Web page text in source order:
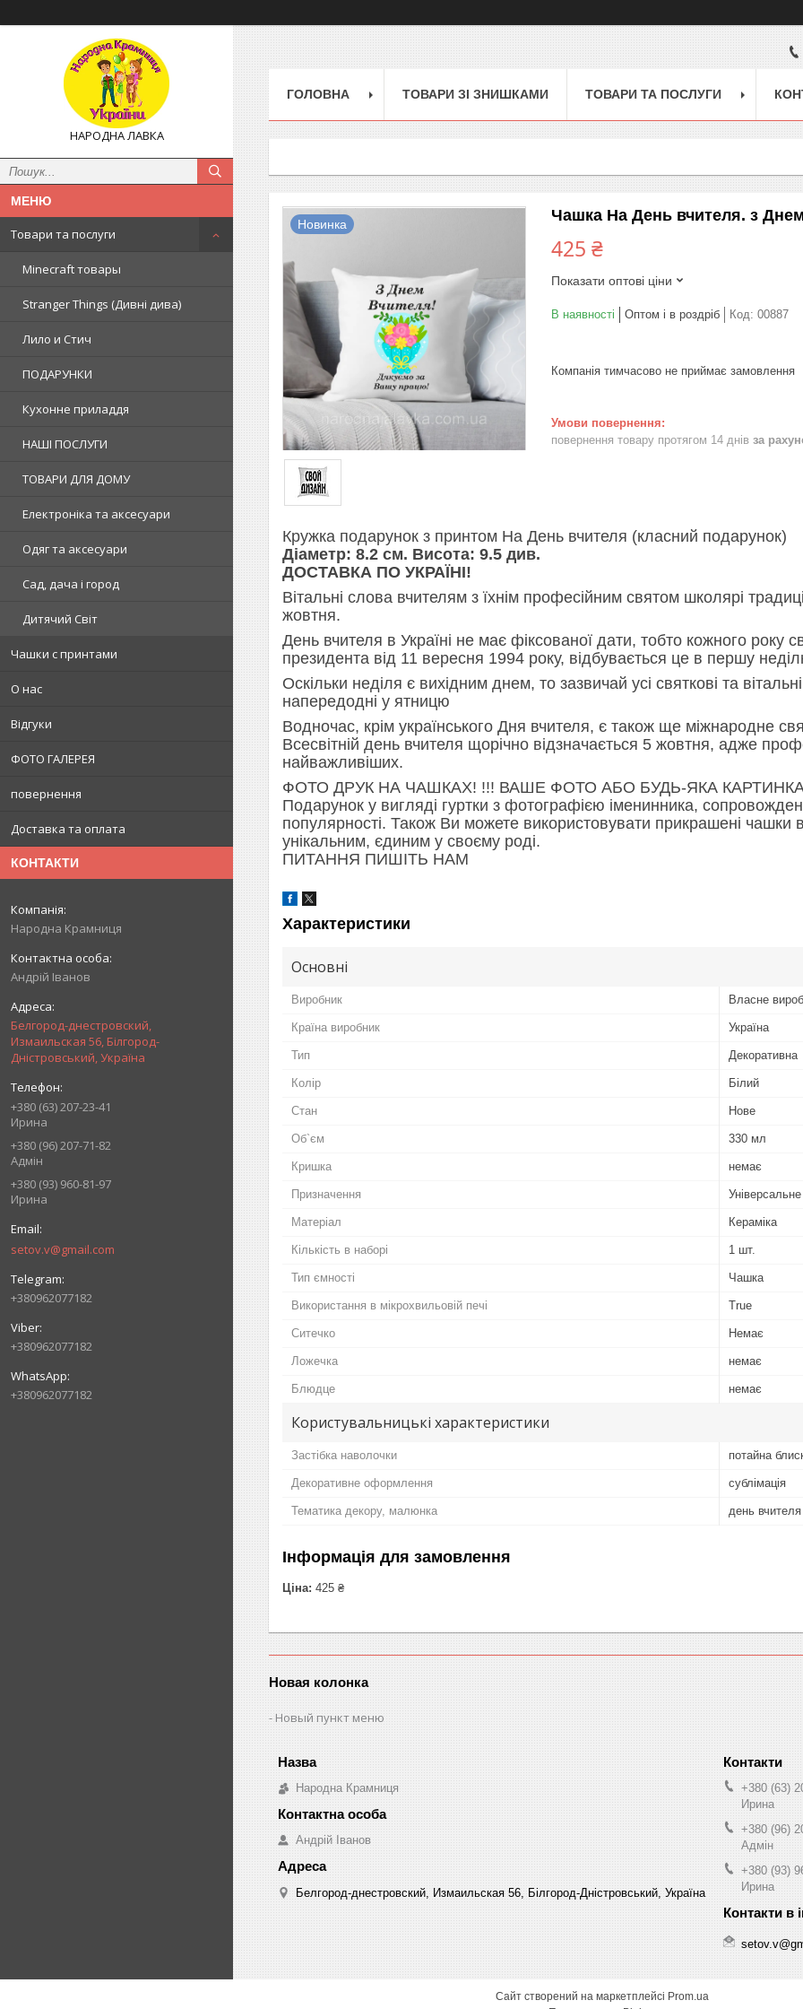
НАРОДНА ЛАВКА
Товари та послуги
Minecraft товары
Stranger Things (Дивні дива)
Лило и Стич
ПОДАРУНКИ
Кухонне приладдя
НАШІ ПОСЛУГИ
ТОВАРИ ДЛЯ ДОМУ
Електроніка та аксесуари
Одяг та аксесуари
Сад, дача і город
Дитячий Світ
Чашки с принтами
О нас
Відгуки
ФОТО ГАЛЕРЕЯ
повернення
Доставка та оплата
КОНТАКТИ
Народна Крамниця
Андрій Іванов
Белгород-днестровский,
Измаильская 56, Білгород-
Дністровський, Україна
+380 (63) 207-23-41
Ирина
+380 (96) 207-71-82
Адмін
+380 (93) 960-81-97
Ирина
setov.v@gmail.com
+380962077182
+380962077182
+380962077182
ГОЛОВНА ТОВАРИ ЗІ ЗНИШКАМИ ТОВАРИ ТА ПОСЛУГИ
Новинка Чашка На День вчителя. з
425 ₴
Показати оптові ціни
В наявності Оптом і в роздріб Код: 00887
Компанія тимчасово не приймає замовлення
повернення товару протягом 14 днів за
Кружка подарунок з принтом На День вчителя (класний подарунок)
Діаметр: 8.2 см. Висота: 9.5 див.
ДОСТАВКА ПО УКРАЇНІ!
Вітальні слова вчителям з їхнім професійним святом школярі
жовтня.
День вчителя в Україні не має фіксованої дати, тобто кожного року
президента від 11 вересня 1994 року, відбувається це в першу
Оскільки неділя є вихідним днем, то зазвичай усі святкові та
напередодні у ятницю
Водночас, крім українського Дня вчителя, є також ще міжнародне
Всесвітній день вчителя щорічно відзначається 5 жовтня, адже
найважливіших.
ФОТО ДРУК НА ЧАШКАХ! !!! ВАШЕ ФОТО АБО БУДЬ-ЯКА
Подарунок у вигляді гуртки з фотографією іменинника,
популярності. Також Ви можете використовувати прикрашені чашки в
унікальним, єдиним у своєму роді.
ПИТАННЯ ПИШІТЬ НАМ
Характеристики
Основні
Виробник Власне
Країна виробник Україна
Тип Декоративна
Колір Білий
Стан Нове
Об`єм 330 мл
Кришка немає
Призначення Універсальне
Матеріал Кераміка
Кількість в наборі 1 шт.
Тип ємності Чашка
Використання в мікрохвильовій печі True
Ситечко Немає
Ложечка немає
Блюдце немає
Користувальницькі характеристики
Застібка наволочки потайна
Декоративне оформлення сублімація
Тематика декору, малюнка день вчителя
Інформація для замовлення
Ціна: 425 ₴
Новая колонка
Новый пункт меню
Народна Крамниця
Андрій Іванов
Белгород-днестровский, Измаильская 56, Білгород-Дністровський, Україна
+380 (63)
Ирина
+380 (96)
Адмін
+380 (93)
Ирина
Сайт створений на маркетплейсі Prom.ua